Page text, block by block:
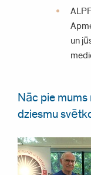
un
Nāc pie
dziesmu